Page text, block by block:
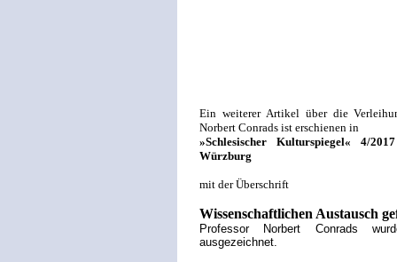
Ein weiterer Artikel über die
Norbert Conrads ist erschienen in
»Schlesischer Kulturspiegel« 4/
Würzburg
mit der Überschrift
Wissenschaftlichen Austausch
Professor Norbert Conrads
ausgezeichnet.